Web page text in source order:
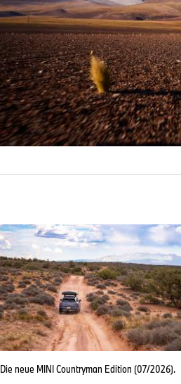
Die neue MINI Countryman Edition (07/2026).